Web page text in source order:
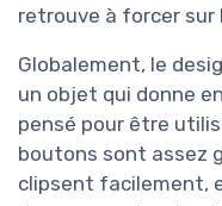
retrouve à forcer sur
Globalement, le
un objet qui donne
pensé pour être
boutons sont assez
clipsent facilement,